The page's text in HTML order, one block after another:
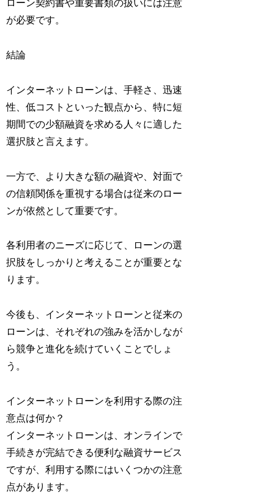
ローン契約書や重要書類の扱いには注意
が必要です。
結論
インターネットローンは、手軽さ、迅速
性、低コストといった観点から、特に短
期間での少額融資を求める人々に適した
選択肢と言えます。
一方で、より大きな額の融資や、対面で
の信頼関係を重視する場合は従来のロー
ンが依然として重要です。
各利用者のニーズに応じて、ローンの選
択肢をしっかりと考えることが重要とな
ります。
今後も、インターネットローンと従来の
ローンは、それぞれの強みを活かしなが
ら競争と進化を続けていくことでしょ
う。
インターネットローンを利用する際の注
意点は何か？
インターネットローンは、オンラインで
手続きが完結できる便利な融資サービス
ですが、利用する際にはいくつかの注意
点があります。